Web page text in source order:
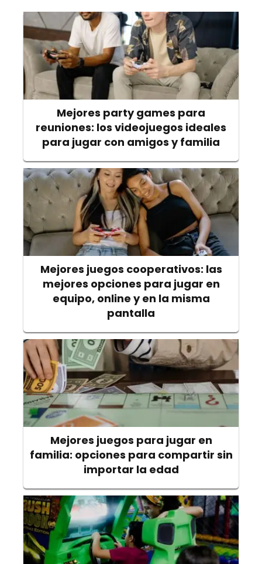
Mejores party games para
reuniones: los videojuegos ideales
para jugar con amigos y familia
Mejores juegos cooperativos: las
mejores opciones para jugar en
equipo, online y en la misma
pantalla
Mejores juegos para jugar en
familia: opciones para compartir sin
importar la edad